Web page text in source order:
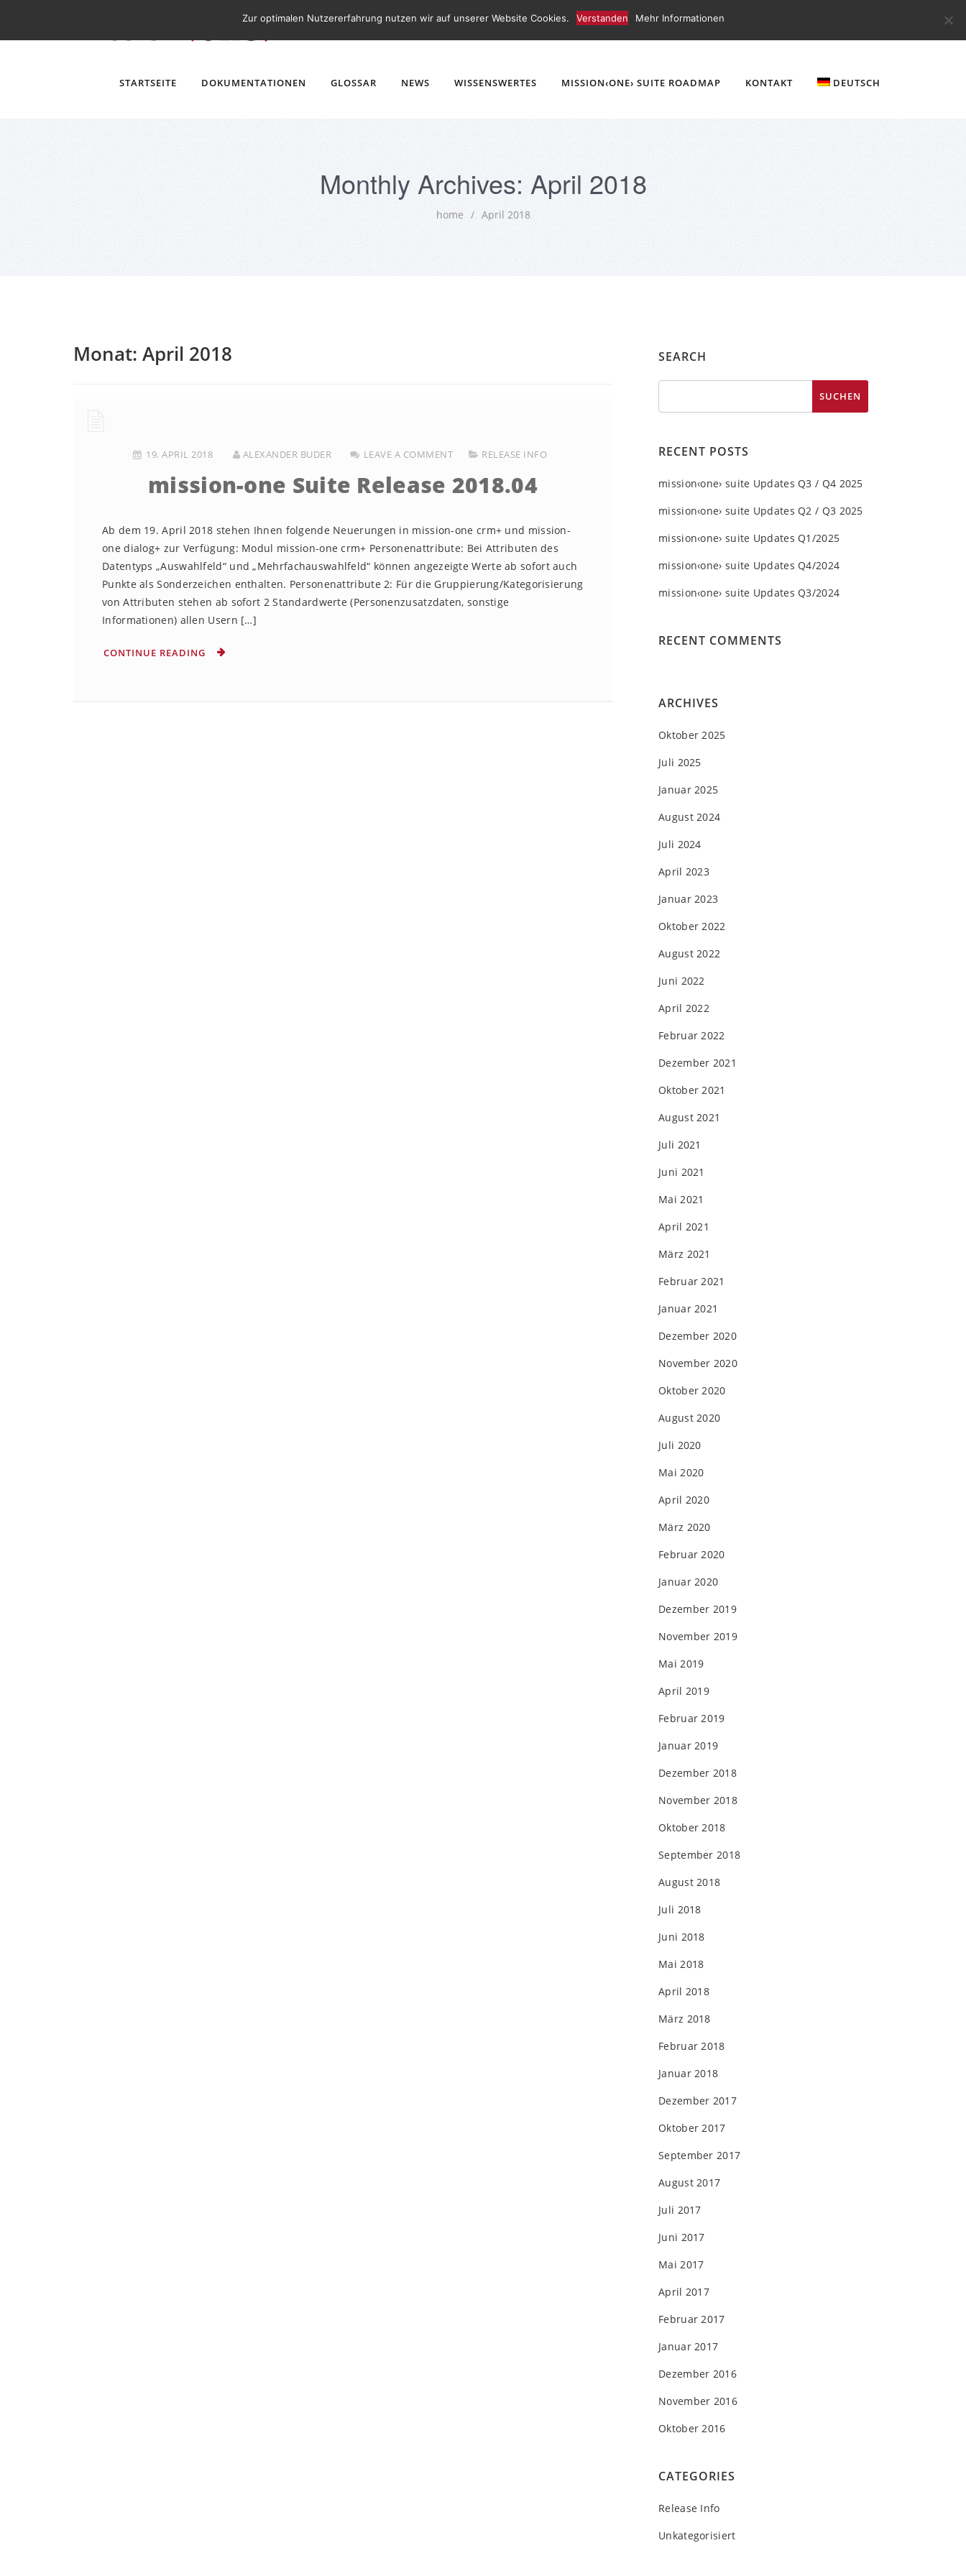
STARTSEITE DOKUMENTATIONEN GLOSSAR NEWS WISSENSWERTES MISSION‹ONE› SUITE ROADMAP KONTAKT DEUTSCH
Monthly Archives: April 2018
home / April 2018
Monat: April 2018
19. APRIL 2018 ALEXANDER BUDER LEAVE A COMMENT RELEASE INFO
mission-one Suite Release 2018.04
Ab dem 19. April 2018 stehen Ihnen folgende Neuerungen in mission-one crm+ und mission-
one dialog+ zur Verfügung: Modul mission-one crm+ Personenattribute: Bei Attributen des
Datentyps „Auswahlfeld“ und „Mehrfachauswahlfeld“ können angezeigte Werte ab sofort auch
Punkte als Sonderzeichen enthalten. Personenattribute 2: Für die Gruppierung/Kategorisierung
von Attributen stehen ab sofort 2 Standardwerte (Personenzusatzdaten, sonstige
Informationen) allen Usern […]
CONTINUE READING
SEARCH
RECENT POSTS
mission‹one› suite Updates Q3 / Q4 2025
mission‹one› suite Updates Q2 / Q3 2025
mission‹one› suite Updates Q1/2025
mission‹one› suite Updates Q4/2024
mission‹one› suite Updates Q3/2024
RECENT COMMENTS
ARCHIVES
Oktober 2025
Juli 2025
Januar 2025
August 2024
Juli 2024
April 2023
Januar 2023
Oktober 2022
August 2022
Juni 2022
April 2022
Februar 2022
Dezember 2021
Oktober 2021
August 2021
Juli 2021
Juni 2021
Mai 2021
April 2021
März 2021
Februar 2021
Januar 2021
Dezember 2020
November 2020
Oktober 2020
August 2020
Juli 2020
Mai 2020
April 2020
März 2020
Februar 2020
Januar 2020
Dezember 2019
November 2019
Mai 2019
April 2019
Februar 2019
Januar 2019
Dezember 2018
November 2018
Oktober 2018
September 2018
August 2018
Juli 2018
Juni 2018
Mai 2018
April 2018
März 2018
Februar 2018
Januar 2018
Dezember 2017
Oktober 2017
September 2017
August 2017
Juli 2017
Juni 2017
Mai 2017
April 2017
Februar 2017
Januar 2017
Dezember 2016
November 2016
Oktober 2016
CATEGORIES
Release Info
Unkategorisiert
Zur optimalen Nutzererfahrung nutzen wir auf unserer Website Cookies. Verstanden Mehr Informationen